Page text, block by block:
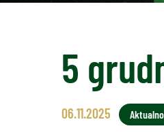
5
06.11.2025